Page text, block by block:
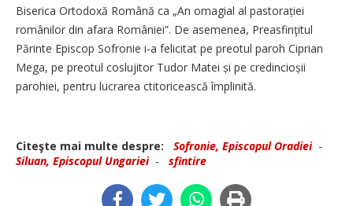
Biserica Ortodoxă Română ca „An omagial al pastorației
românilor din afara României”. De asemenea, Preasfinţitul
Părinte Episcop Sofronie i-a felicitat pe preotul paroh Ciprian
Mega, pe preotul coslujitor Tudor Matei și pe credincioșii
parohiei, pentru lucrarea ctitoricească împlinită.
Citeşte mai multe despre: Sofronie, Episcopul Oradiei-
Siluan, Episcopul Ungariei- sfintire